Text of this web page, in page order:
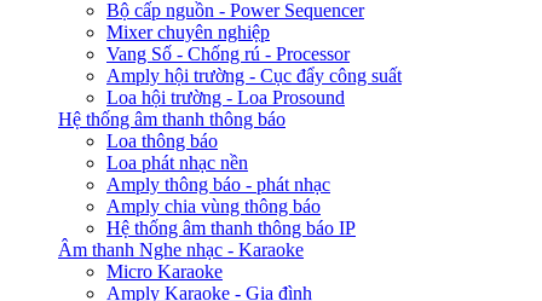
Bộ cấp nguồn - Power Sequencer
Mixer chuyên nghiệp
Vang Số - Chống rú - Processor
Amply hội trường - Cục đẩy công suất
Loa hội trường - Loa Prosound
Hệ thống âm thanh thông báo
Loa thông báo
Loa phát nhạc nền
Amply thông báo - phát nhạc
Amply chia vùng thông báo
Hệ thống âm thanh thông báo IP
Âm thanh Nghe nhạc - Karaoke
Micro Karaoke
Amply Karaoke - Gia đình